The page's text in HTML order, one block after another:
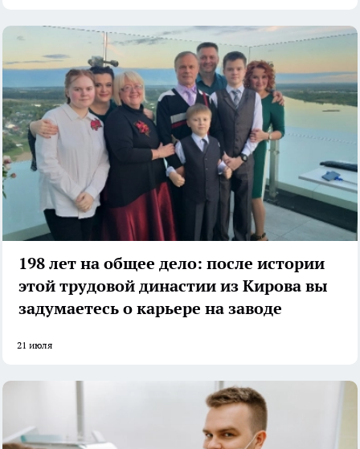
198 лет на общее дело: после истории
этой трудовой династии из Кирова вы
задумаетесь о карьере на заводе
21 июля